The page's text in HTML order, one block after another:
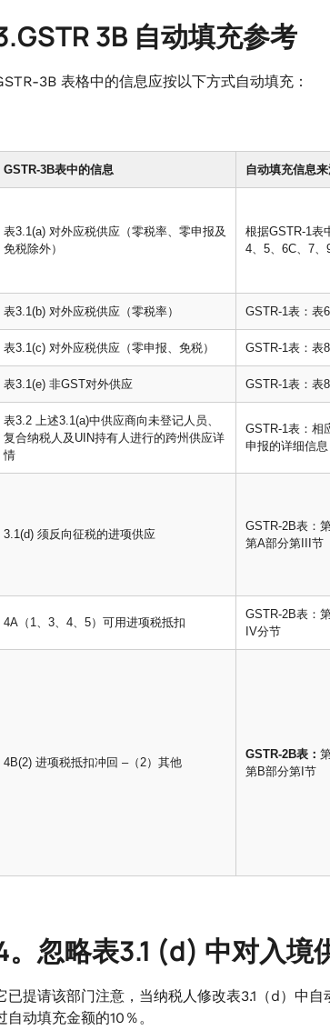
3B 自动填充参考
3B 表格中的信息应按以下方式自动填充：
GSTR-3B表中的信息 自动填充信息
表3.1(a) 对外应税供应（零税率、零申报及
免税除外）
根据GSTR-1表
4、5、6C、7、
表3.1(b) 对外应税供应（零税率） GSTR-1表：表
表3.1(c) 对外应税供应（零申报、免税） GSTR-1表：表8
表3.1(e) 非GST对外供应 GSTR-1表：表8
表3.2 上述3.1(a)中供应商向未登记人员、
复合纳税人及UIN持有人进行的跨州供应详
情
GSTR-1表：相
申报的详细信息
3.1(d) 须反向征税的进项供应
GSTR-2B表：
第A部分第III节
4A（1、3、4、5）可用进项税抵扣
GSTR-2B表：
IV分节
4B(2) 进项税抵扣冲回 –（2）其他
GSTR-2B表：
第B部分第I节
。忽略表3.1 (d) 中对入境
已提请该部门注意，当纳税人修改表3.1（d）中
自动填充金额的10％。